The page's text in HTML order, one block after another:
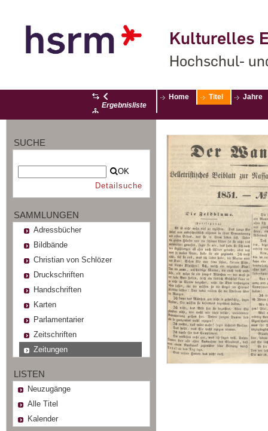
Kulturelles
Hochschul-
Ergebnisliste
Home Titel Jahre
SUCHE
OK
Detailsuche
SAMMLUNGEN
Adressbücher
Bildbände
Christian von Schlözer
Druckschriften
Handschriften
Karten
Parlamentarier
Zeitschriften
Zeitungen
LISTEN
Neuzugänge
Alle Titel
Kalender